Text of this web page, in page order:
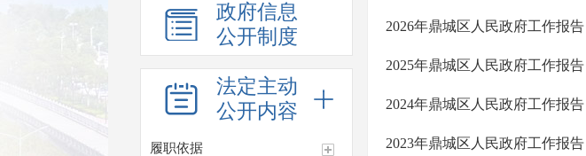
政府信息
公开制度
法定主动
公开内容
履职依据
2026年鼎城区人民政府工作报告
2025年鼎城区人民政府工作报告
2024年鼎城区人民政府工作报告
2023年鼎城区人民政府工作报告